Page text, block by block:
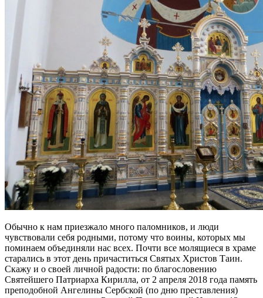
Обычно к нам приезжало много паломников, и люди
чувствовали себя родными, потому что воины, которых мы
поминаем объединяли нас всех. Почти все молящиеся в храме
старались в этот день причаститься Святых Христов Таин.
Скажу и о своей личной радости: по благословению
Святейшего Патриарха Кирилла, от 2 апреля 2018 года память
преподобной Ангелины Сербской (по дню преставления)